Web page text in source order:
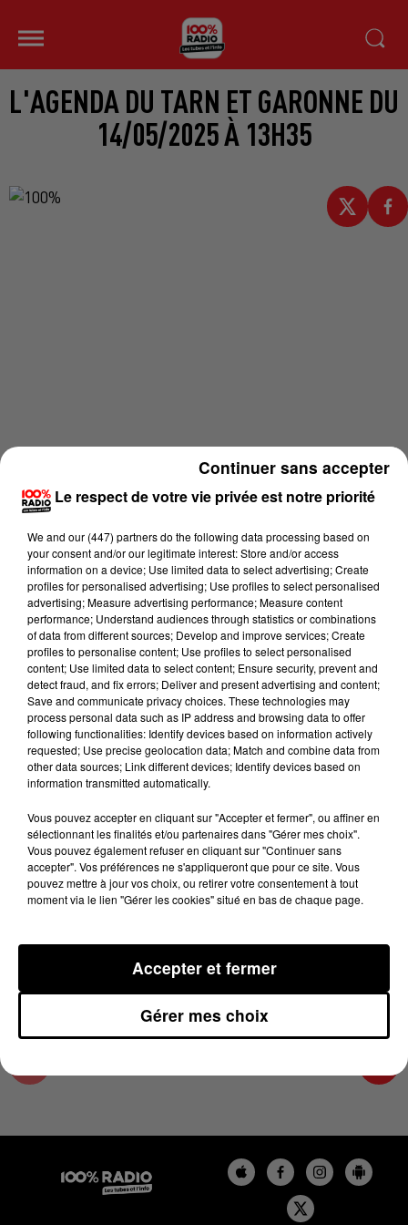
L'AGENDA DU TARN ET GARONNE DU
14/05/2025 À 13H35
Lecture (1 min 14 sec)
100%
100% Radio l'agenda du Tarn et Garonne
14 mai 2025 - 1 min 14 sec
L'AGENDA DU TARN ET GARONNE DU
14/05/2025 À 13H35
L'agenda du Tarn et Garonne
Le respect de votre vie privée est notre priorité
We and our (447) partnersdo the following data processing based on
your consent and/or our legitimate interest: Store and/or access
information on a device; Use limited data to select advertising; Create
profiles for personalised advertising; Use profiles to select personalised
advertising; Measure advertising performance; Measure content
performance; Understand audiences through statistics or combinations
of data from different sources; Develop and improve services; Create
profiles to personalise content; Use profiles to select personalised
content; Use limited data to select content; Ensure security, prevent and
detect fraud, and fix errors; Deliver and present advertising and content;
Save and communicate privacy choices. These technologies may
process personal data such as IP address and browsing data to offer
following functionalities: Identify devices based on information actively
requested; Use precise geolocation data; Match and combine data from
other data sources; Link different devices; Identify devices based on
information transmitted automatically.
Vous pouvez accepter en cliquant sur "Accepter et fermer", ou affiner en
sélectionnant les finalités et/ou partenaires dans "Gérer mes choix".
Vous pouvez également refuser en cliquant sur "Continuer sans
accepter". Vos préférences ne s'appliqueront que pour ce site. Vous
pouvez mettre à jour vos choix, ou retirer votre consentement à tout
moment via le lien "Gérer les cookies" situé en bas de chaque page.
Gérer mes choix
Accepter et fermer
Continuer sans accepter